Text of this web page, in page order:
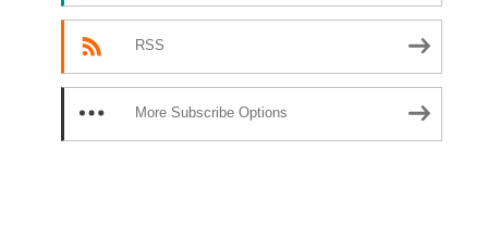
RSS
More Subscribe Options